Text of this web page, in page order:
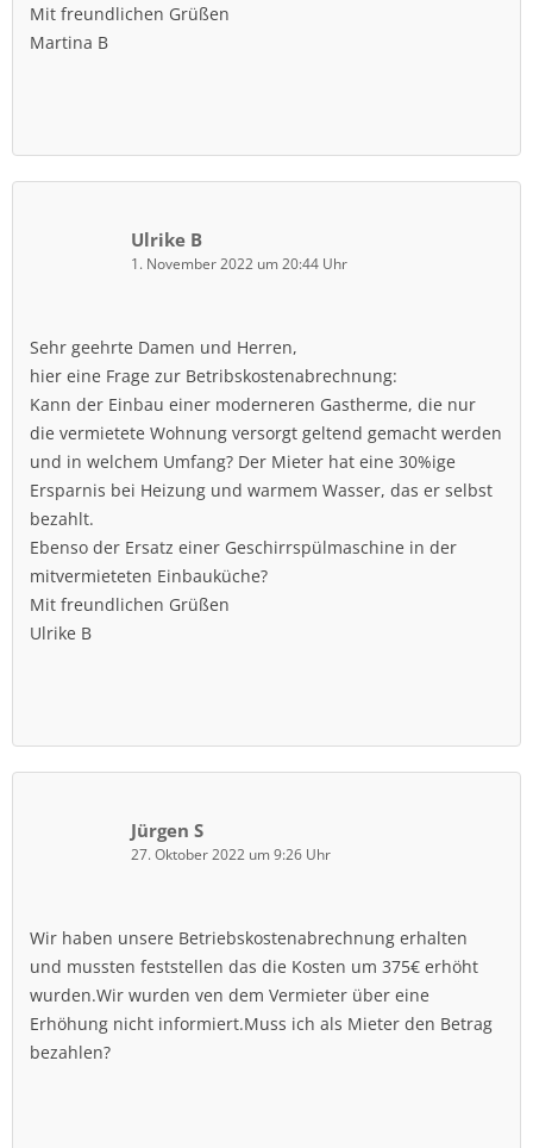
Mit freundlichen Grüßen
Martina B
Ulrike B
1. November 2022 um 20:44 Uhr
Sehr geehrte Damen und Herren,
hier eine Frage zur Betribskostenabrechnung:
Kann der Einbau einer moderneren Gastherme, die nur
die vermietete Wohnung versorgt geltend gemacht werden
und in welchem Umfang? Der Mieter hat eine 30%ige
Ersparnis bei Heizung und warmem Wasser, das er selbst
bezahlt.
Ebenso der Ersatz einer Geschirrspülmaschine in der
mitvermieteten Einbauküche?
Mit freundlichen Grüßen
Ulrike B
Jürgen S
27. Oktober 2022 um 9:26 Uhr
Wir haben unsere Betriebskostenabrechnung erhalten
und mussten feststellen das die Kosten um 375€ erhöht
wurden.Wir wurden ven dem Vermieter über eine
Erhöhung nicht informiert.Muss ich als Mieter den Betrag
bezahlen?